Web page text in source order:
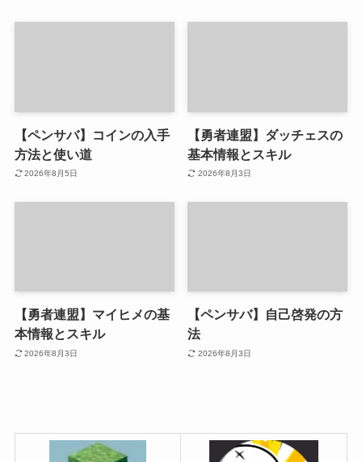
【ペンサバ】コインの入手
方法と使い道
2026年8月5日
【勇者連盟】ダッチェスの
基本情報とスキル
2026年8月3日
【勇者連盟】マイヒメの基
本情報とスキル
2026年8月3日
【ペンサバ】自己啓発の方
法
2026年8月3日